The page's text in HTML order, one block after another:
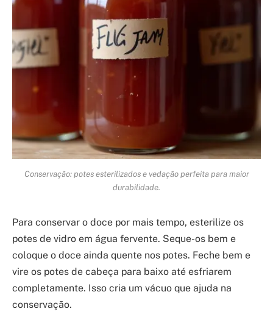
Conservação: potes esterilizados e vedação perfeita para maior
durabilidade.
Para conservar o doce por mais tempo, esterilize os
potes de vidro em água fervente. Seque-os bem e
coloque o doce ainda quente nos potes. Feche bem e
vire os potes de cabeça para baixo até esfriarem
completamente. Isso cria um vácuo que ajuda na
conservação.